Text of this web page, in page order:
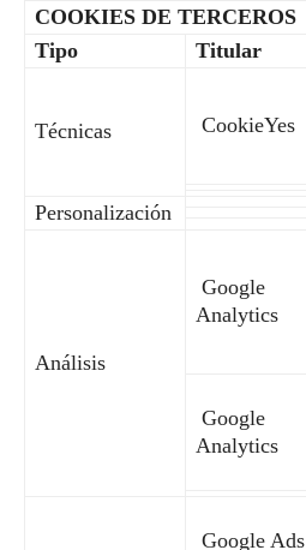
COOKIES DE TERCEROS
Tipo
Titular
Técnicas CookieYes
Personalización
Análisis
Google
Analytics
Google
Analytics
Google Ads